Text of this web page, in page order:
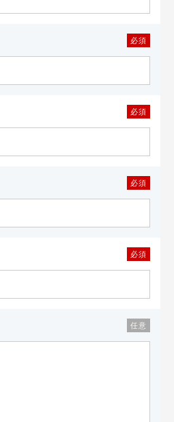
必須
必須
必須
必須
任意